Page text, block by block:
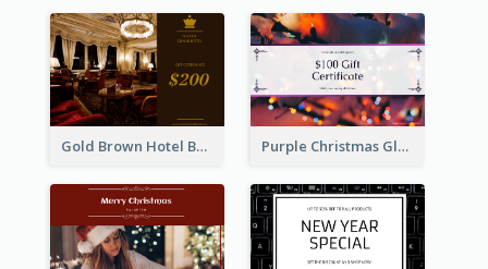
Gold Brown Hotel Booking Gift Card Purple Christmas Glow Light Background Gift Card